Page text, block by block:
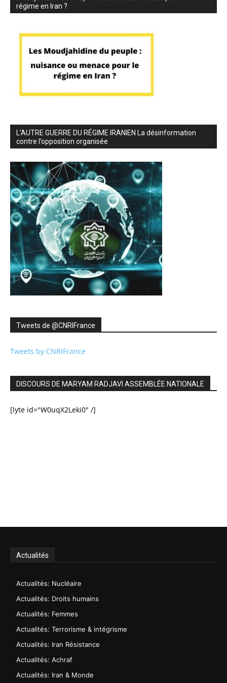
régime en Iran ?
L’AUTRE GUERRE DU RÉGIME IRANIEN La désinformation
contre l’opposition organisée
Tweets de ‎@CNRIFrance
Tweets by CNRIFrance
DISCOURS DE MARYAM RADJAVI ASSEMBLÉE NATIONALE
[lyte id="W0uqX2Leki0" /]
Actualités
Actualités: Nucléaire
Actualités: Droits humains
Actualités: Femmes
Actualités: Terrorisme & intégrisme
Actualités: Iran Résistance
Actualités: Achraf
Actualités: Iran & Monde